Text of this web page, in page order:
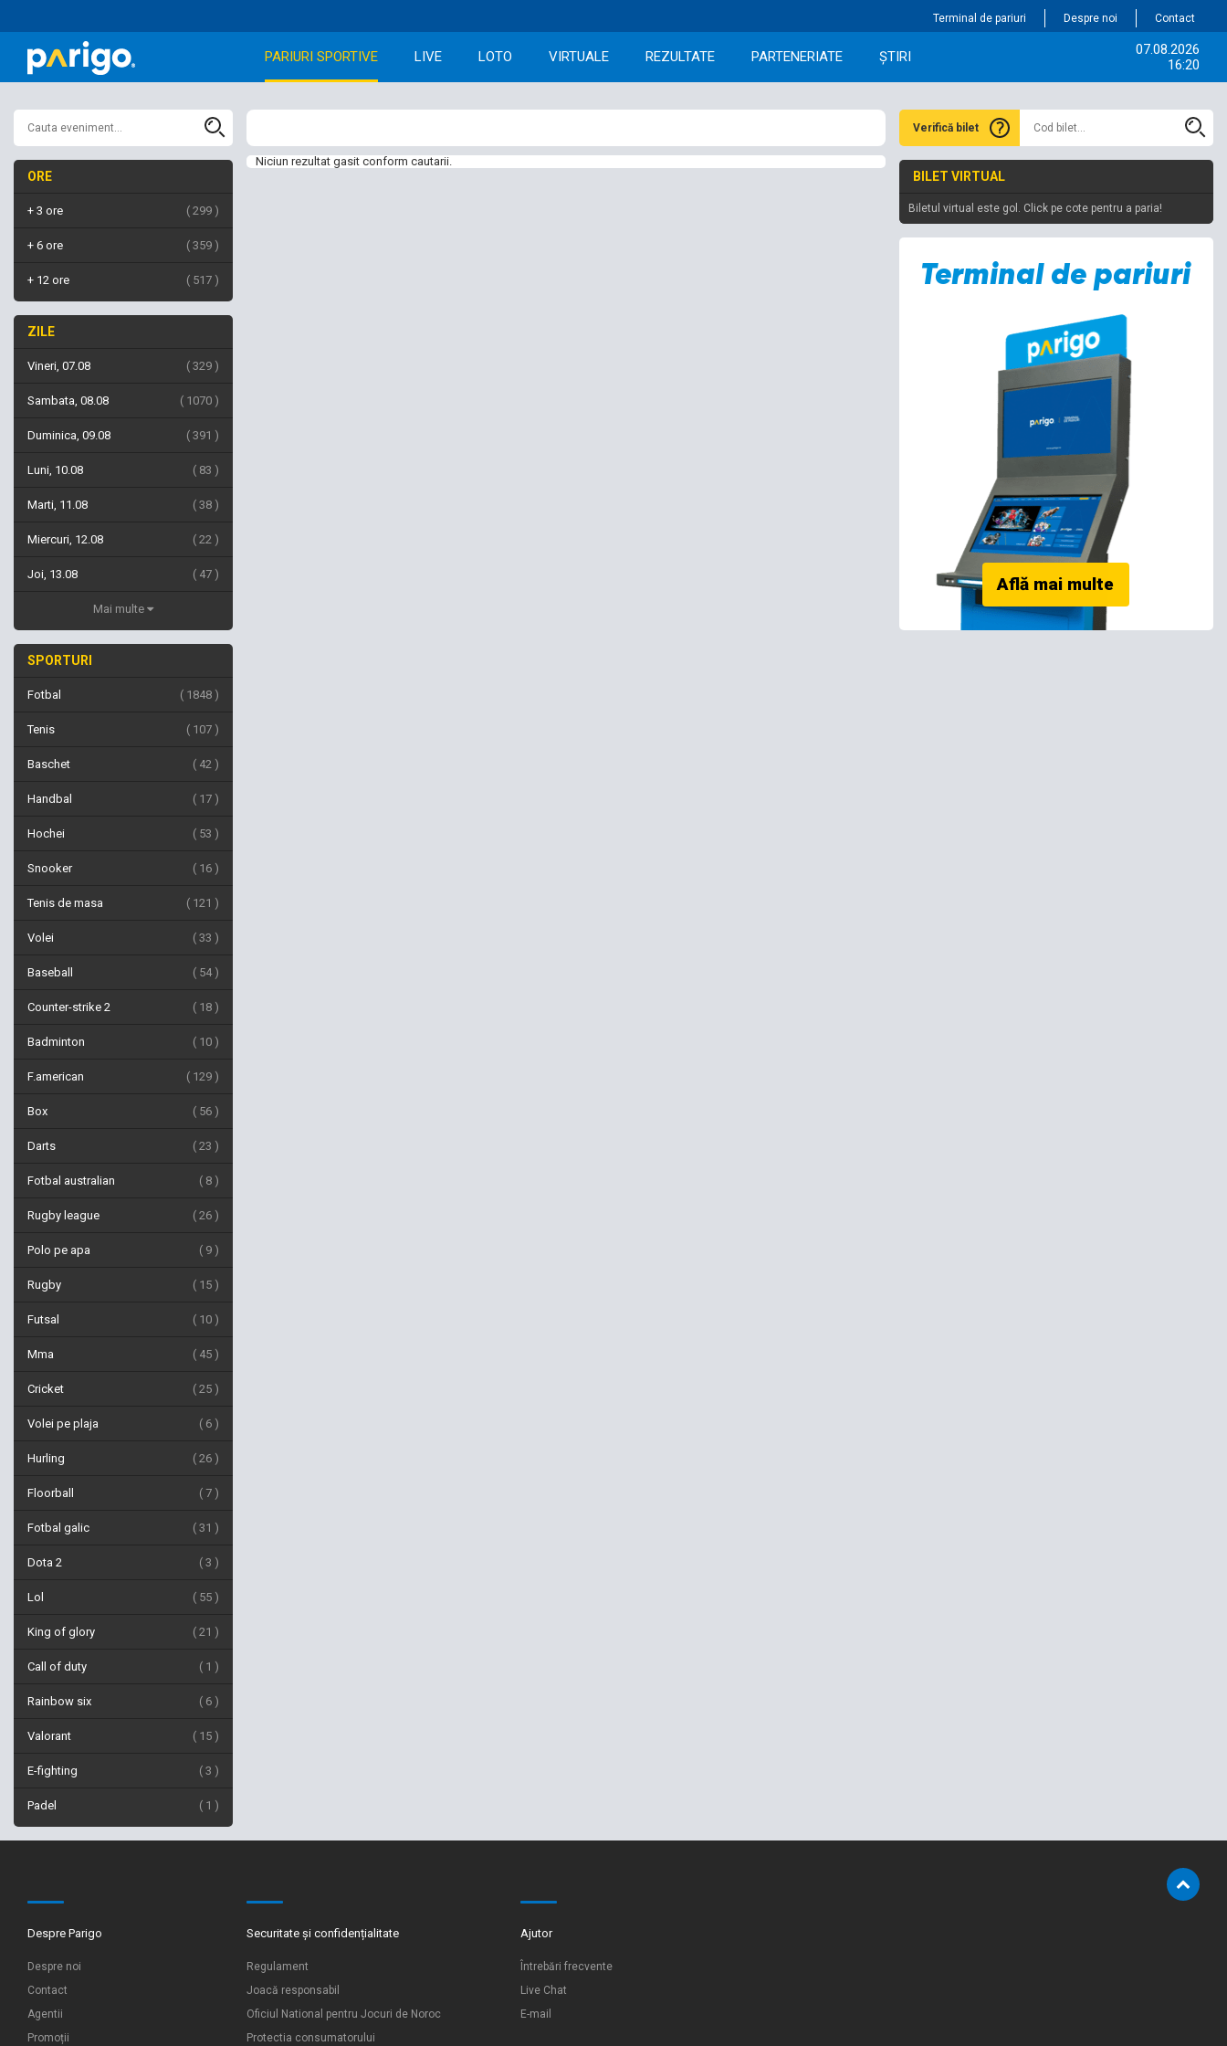
Terminal de pariuri Despre noi Contact
PARIURI SPORTIVE LIVE LOTO VIRTUALE REZULTATE PARTENERIATE ȘTIRI
07.08.2026
16:20
ORE
+ 3 ore 299
+ 6 ore 359
+ 12 ore 517
ZILE
Vineri, 07.08 329
Sambata, 08.08 1070
Duminica, 09.08 391
Luni, 10.08 83
Marti, 11.08 38
Miercuri, 12.08 22
Joi, 13.08 47
Mai multe
SPORTURI
Fotbal 1848
Tenis 107
Baschet 42
Handbal 17
Hochei 53
Snooker 16
Tenis de masa 121
Volei 33
Baseball 54
Counter-strike 2 18
Badminton 10
F.american 129
Box 56
Darts 23
Fotbal australian 8
Rugby league 26
Polo pe apa 9
Rugby 15
Futsal 10
Mma 45
Cricket 25
Volei pe plaja 6
Hurling 26
Floorball 7
Fotbal galic 31
Dota 2 3
Lol 55
King of glory 21
Call of duty 1
Rainbow six 6
Valorant 15
E-fighting 3
Padel 1
Niciun rezultat gasit conform cautarii.
Verifică bilet
BILET VIRTUAL
Biletul virtual este gol. Click pe cote pentru a paria!
Despre Parigo
Despre noi
Contact
Agentii
Promoții
Securitate și confidențialitate
Regulament
Joacă responsabil
Oficiul National pentru Jocuri de Noroc
Protectia consumatorului
Ajutor
Întrebări frecvente
Live Chat
E-mail